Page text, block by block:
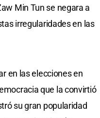
Min Tun se negara a
irregularidades en las
en las elecciones en
que la convirtió
su gran popularidad